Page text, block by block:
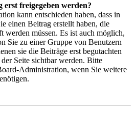
freigegeben werden?
kann entschieden haben, dass in
einen Beitrag erstellt haben, die
werden müssen. Es ist auch möglich,
Sie zu einer Gruppe von Benutzern
sie die Beiträge erst begutachten
Seite sichtbar werden. Bitte
Administration, wenn Sie weitere